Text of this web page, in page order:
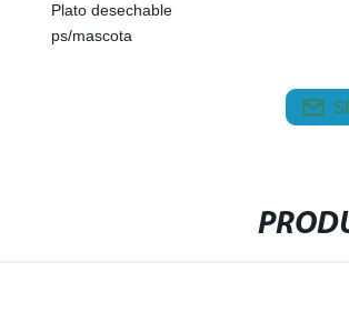
Plato desechable
ps/mascota